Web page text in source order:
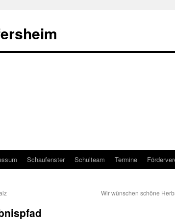
Schaufenster Schulteam Termine
Wir wünschen schöne